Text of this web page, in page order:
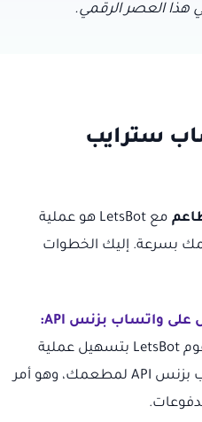
هذا العصر الرقمي.
سترايب
مع LetsBot هو عملية
بسرعة. إليك الخطوات
كشريك رسمي لـ Meta، ستقوم LetsBot بتسهيل عملية
الحصول على حساب واتساب بزنس API لمطعمك، وهو أمر